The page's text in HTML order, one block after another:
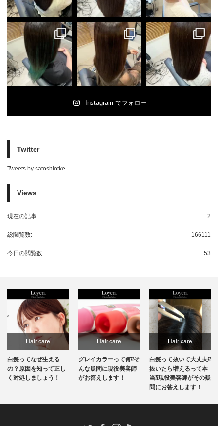
Instagram でフォロー
Twitter
Tweets by satoshiotke
Views
2
現在の記事:
166111
総閲覧数:
53
今日の閲覧数:
Hair care
白髪ってなぜ生える
の？原因を知って正し
く対処しましょう！
Hair care
グレイカラーって何⁇そ
んな疑問に現役美容師
がお答えします！
Hair care
白髪って抜いて大丈夫⁇
抜いたら増えるって本
当⁇現役美容師がその疑
問にお答えします！